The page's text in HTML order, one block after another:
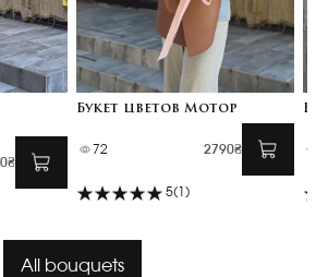
Букет цветов Мотор
72 2790₴
5(1)
All bouquets